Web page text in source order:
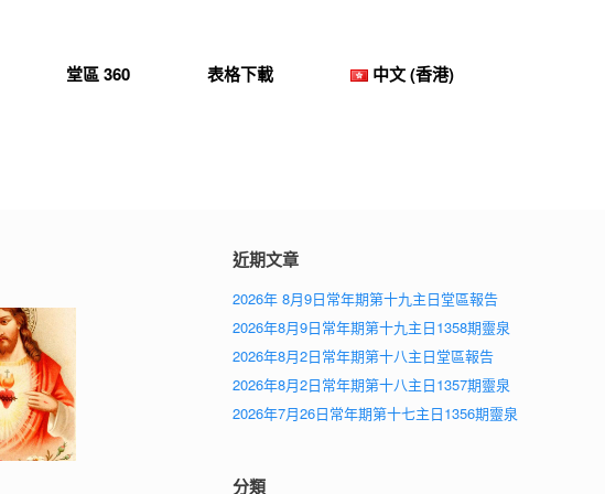
堂區 360 表格下載 中文 (香港)
近期文章
2026年 8月9日常年期第十九主日堂區報告
2026年8月9日常年期第十九主日1358期靈泉
2026年8月2日常年期第十八主日堂區報告
2026年8月2日常年期第十八主日1357期靈泉
2026年7月26日常年期第十七主日1356期靈泉
分類